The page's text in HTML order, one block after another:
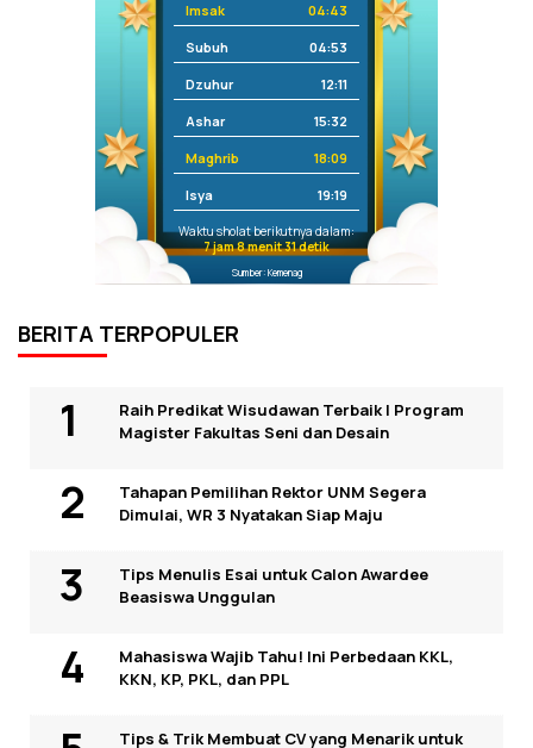
Imsak 04:43
Subuh 04:53
Dzuhur 12:11
Ashar 15:32
Maghrib 18:09
Isya 19:19
Waktu sholat berikutnya dalam:
7 jam 8 menit 31 detik
Sumber: Kemenag
BERITA TERPOPULER
Raih Predikat Wisudawan Terbaik I Program
Magister Fakultas Seni dan Desain
Tahapan Pemilihan Rektor UNM Segera
Dimulai, WR 3 Nyatakan Siap Maju
Tips Menulis Esai untuk Calon Awardee
Beasiswa Unggulan
Mahasiswa Wajib Tahu! Ini Perbedaan KKL,
KKN, KP, PKL, dan PPL
Tips & Trik Membuat CV yang Menarik untuk